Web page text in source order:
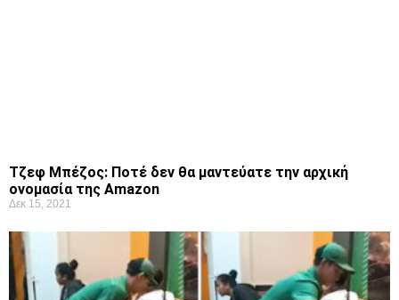
Τζεφ Μπέζος: Ποτέ δεν θα μαντεύατε την αρχική
ονομασία της Amazon
Δεκ 15, 2021